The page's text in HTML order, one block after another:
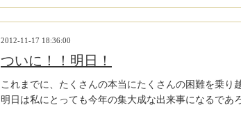
2012-11-17 18:36:00
ついに！！明日！
これまでに、たくさんの本当にたくさんの困難を乗り
明日は私にとっても今年の集大成な出来事になるであ